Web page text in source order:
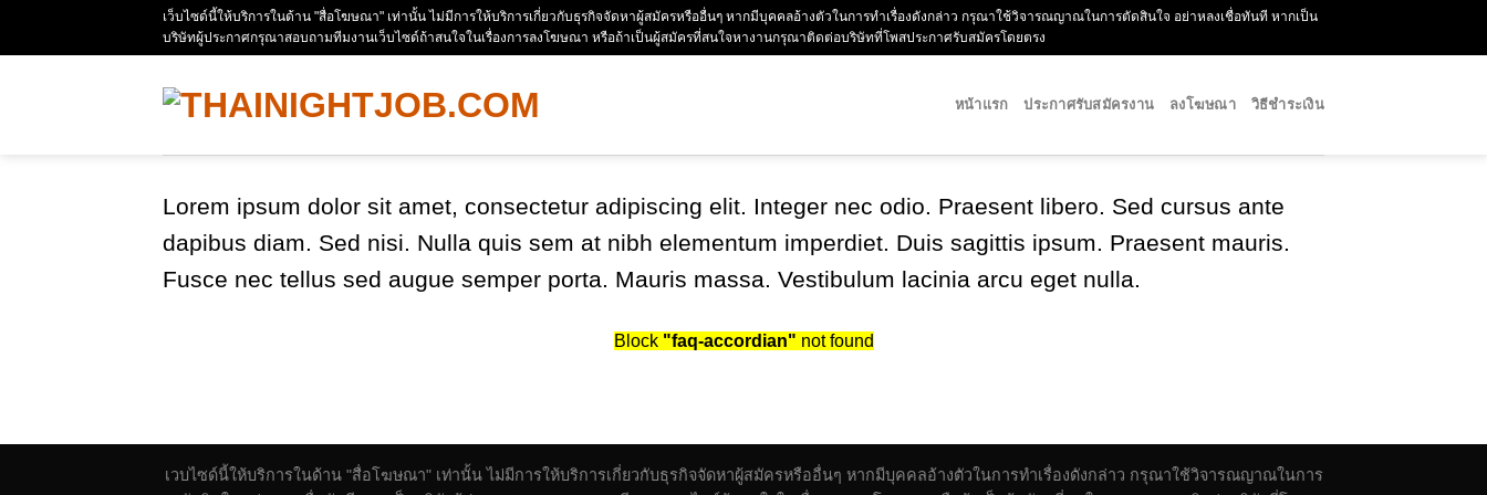
เว็บไซด์นี้ให้บริการในด้าน "สื่อโฆษณา" เท่านั้น ไม่มีการให้บริการเกี่ยวกับธุรกิจจัดหาผู้สมัครหรืออื่นๆ หากมีบุคคลอ้างตัวในการทำเรื่องดังกล่าว กรุณาใช้วิจารณญาณในการตัดสินใจ อย่าหลงเชื่อทันที หากเป็น
บริษัทผู้ประกาศกรุณาสอบถามทีมงานเว็บไซด์ถ้าสนใจในเรื่องการลงโฆษณา หรือถ้าเป็นผู้สมัครที่สนใจหางานกรุณาติดต่อบริษัทที่โพสประกาศรับสมัครโดยตรง
หน้าแรก ประกาศรับสมัครงาน ลงโฆษณา วิธีชำระเงิน
Lorem ipsum dolor sit amet, consectetur adipiscing elit. Integer nec odio. Praesent libero. Sed cursus ante
dapibus diam. Sed nisi. Nulla quis sem at nibh elementum imperdiet. Duis sagittis ipsum. Praesent mauris.
Fusce nec tellus sed augue semper porta. Mauris massa. Vestibulum lacinia arcu eget nulla.
Block "faq-accordian" not found
เวบไซด์นี้ให้บริการในด้าน "สื่อโฆษณา" เท่านั้น ไม่มีการให้บริการเกี่ยวกับธุรกิจจัดหาผู้สมัครหรืออื่นๆ หากมีบุคคลอ้างตัวในการทำเรื่องดังกล่าว กรุณาใช้วิจารณญาณในการ